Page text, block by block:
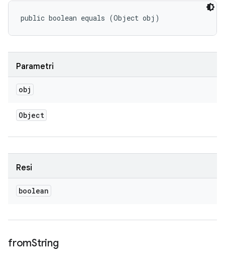
public boolean equals (Object obj)
Parametri
obj
Object
Resi
boolean
fromString